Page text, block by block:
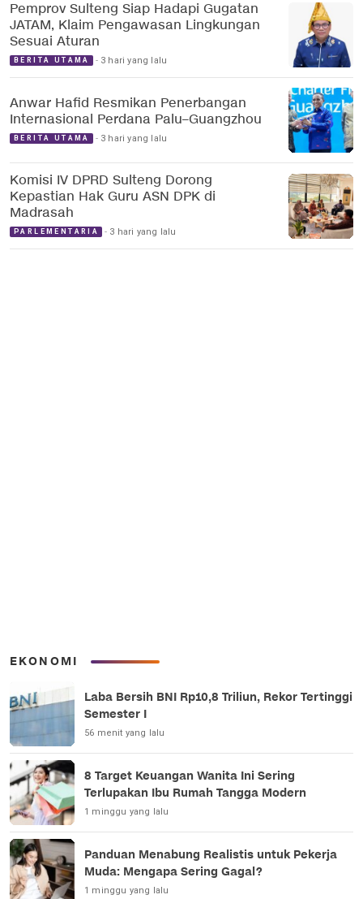
Pemprov Sulteng Siap Hadapi Gugatan
JATAM, Klaim Pengawasan Lingkungan
Sesuai Aturan
BERITA UTAMA 3 hari yang lalu
Anwar Hafid Resmikan Penerbangan
Internasional Perdana Palu–Guangzhou
BERITA UTAMA 3 hari yang lalu
Komisi IV DPRD Sulteng Dorong
Kepastian Hak Guru ASN DPK di
Madrasah
PARLEMENTARIA 3 hari yang lalu
EKONOMI
Laba Bersih BNI Rp10,8 Triliun, Rekor Tertinggi
Semester I
56 menit yang lalu
8 Target Keuangan Wanita Ini Sering
Terlupakan Ibu Rumah Tangga Modern
1 minggu yang lalu
Panduan Menabung Realistis untuk Pekerja
Muda: Mengapa Sering Gagal?
1 minggu yang lalu